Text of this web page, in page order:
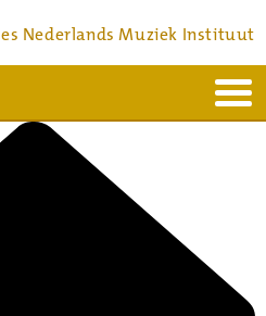
Nederlands Muziek Instituut